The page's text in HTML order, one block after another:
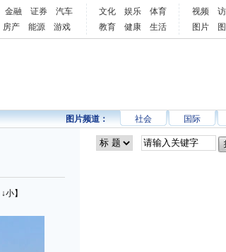
金融 证券
汽车
房产 能源 游戏
文化 娱乐
体育
教育
健康 生活
视频
图片
国际
社会
图片频道：
↓小】